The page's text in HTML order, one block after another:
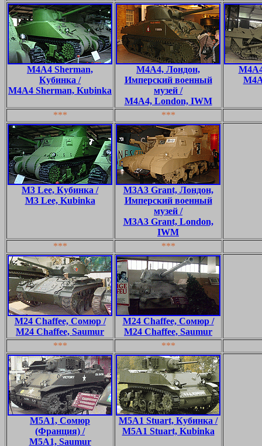
M4A4 Sherman,
Кубинка /
M4A4 Sherman, Kubinka
M4A4, Лондон,
Имперский военный
музей /
M4A4, London, IWM
*** ***
M3 Lee, Кубинка /
M3 Lee, Kubinka
M3A3 Grant, Лондон,
Имперский военный
музей /
M3A3 Grant, London,
IWM
***
***
M24 Chaffee, Сомюр /
M24 Chaffee, Saumur
M24 Chaffee, Сомюр /
M24 Chaffee, Saumur
***
***
M5A1, Сомюр
(Франция) /
M5A1, Saumur
M5A1 Stuart, Кубинка /
M5A1 Stuart, Kubinka